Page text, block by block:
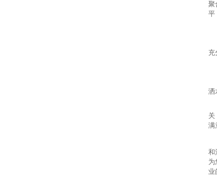
聚
平
充
洒
关
满
和
为
业